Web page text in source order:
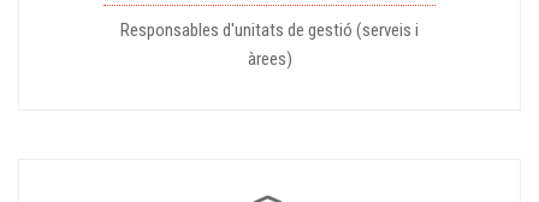
Responsables d'unitats de gestió (serveis i
àrees)